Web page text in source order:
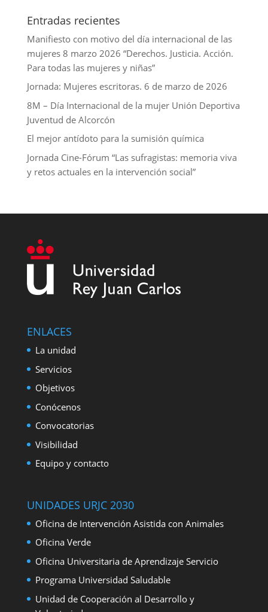
Entradas recientes
Manifiesto con motivo del día internacional de las
mujeres 8 marzo 2026 “Derechos. Justicia. Acción.
Para todas las mujeres y niñas”
Jornada: Mujeres escritoras. 6 de marzo de 2026
8M – Día Internacional de la mujer Unión Deportiva
Juventud de Alcorcón
El mejor antídoto para la sumisión química
Jornada Cine-Fórum “Las sufragistas: memoria viva
y retos actuales en la intervención social”
ENLACES
La unidad
Servicios
Objetivos
Conócenos
Convocatorias
Visibilidad
Equipo y contacto
UNIDADES URJC 2030
Oficina de Intervención Asistida con Animales
Oficina Verde
Oficina Universitaria de Aprendizaje Servicio
Programa Universidad Saludable
Unidad de Cooperación al Desarrollo y